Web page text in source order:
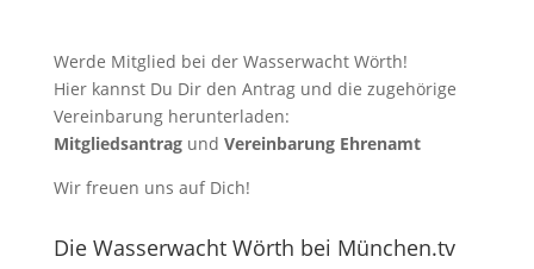
Werde Mitglied bei der Wasserwacht Wörth!
Hier kannst Du Dir den Antrag und die zugehörige
Vereinbarung herunterladen:
Mitgliedsantrag und Vereinbarung Ehrenamt
Wir freuen uns auf Dich!
Die Wasserwacht Wörth bei München.tv